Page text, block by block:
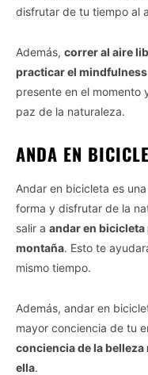
disfrutar de tu tiempo al
Además, correr al aire
practicar el mindfulness
presente en el momento
paz de la naturaleza.
ANDA EN
Andar en bicicleta es
forma y disfrutar de la
salir a andar en bicicleta
montaña. Esto te
mismo tiempo.
Además, andar en
mayor conciencia de tu
conciencia de la
ella.